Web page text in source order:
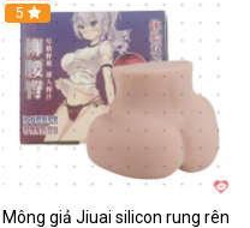
5
Mông giả Jiuai silicon rung rên